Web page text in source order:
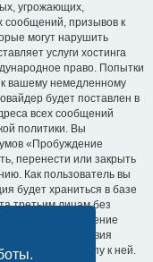
угрожающих,
сообщений, призывов к
могут нарушить
услуги хостинга
право. Попытки
вашему немедленному
будет поставлен в
всех сообщений
политики. Вы
«Пробуждение
перенести или закрыть
Как пользователь вы
будет храниться в базе
третьим лицам без
«Пробуждение
за действия
доступу к ней.